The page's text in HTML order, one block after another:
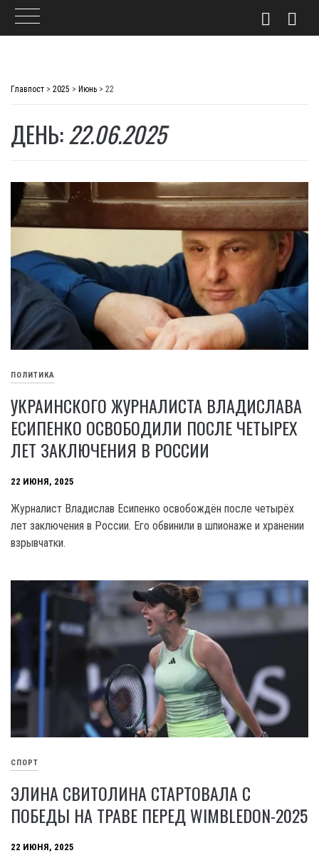
Главпост > 2025 > Июнь > 22
ДЕНЬ:22.06.2025
ПОЛИТИКА
УКРАИНСКОГО ЖУРНАЛИСТА ВЛАДИСЛАВА
ЕСИПЕНКО ОСВОБОДИЛИ ПОСЛЕ ЧЕТЫРЕХ
ЛЕТ ЗАКЛЮЧЕНИЯ В РОССИИ
22 ИЮНЯ, 2025
Журналист Владислав Есипенко освобождён после четырёх
лет заключения в России. Его обвинили в шпионаже и хранении
взрывчатки.
СПОРТ
ЭЛИНА СВИТОЛИНА СТАРТОВАЛА С
ПОБЕДЫ НА ТРАВЕ ПЕРЕД WIMBLEDON-2025
22 ИЮНЯ, 2025